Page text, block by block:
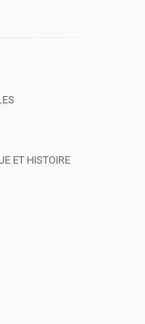
ET HISTOIRE